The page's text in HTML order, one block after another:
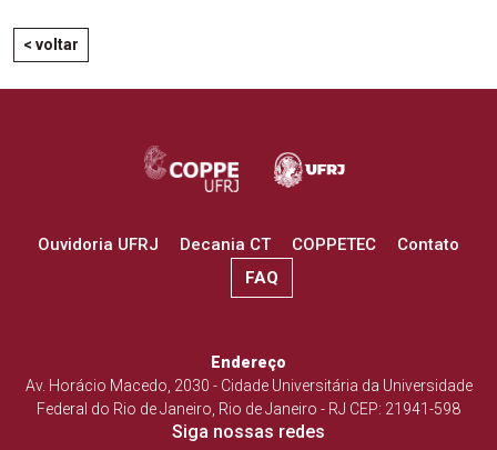
< voltar
Ouvidoria UFRJ Decania CT COPPETEC
Contato
FAQ
Endereço
Av. Horácio Macedo, 2030 - Cidade Universitária da Universidade
Federal do Rio de Janeiro, Rio de Janeiro - RJ CEP: 21941-598
Siga nossas redes